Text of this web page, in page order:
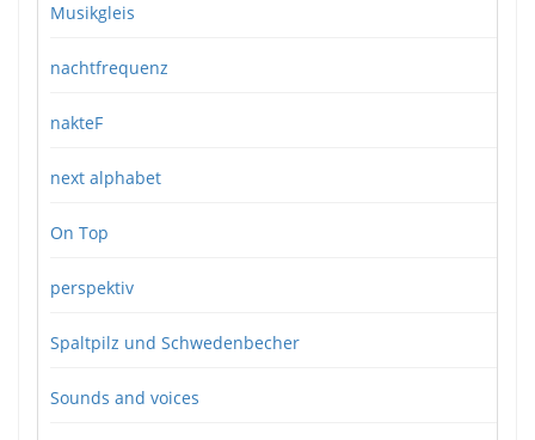
Musikgleis
nachtfrequenz
nakteF
next alphabet
On Top
perspektiv
Spaltpilz und Schwedenbecher
Sounds and voices